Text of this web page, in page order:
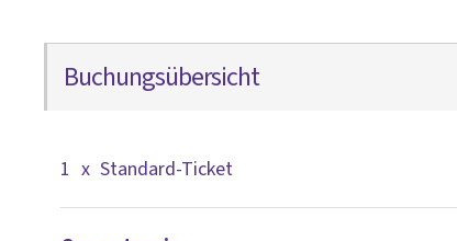
Buchungsübersicht
1 x Standard-Ticket